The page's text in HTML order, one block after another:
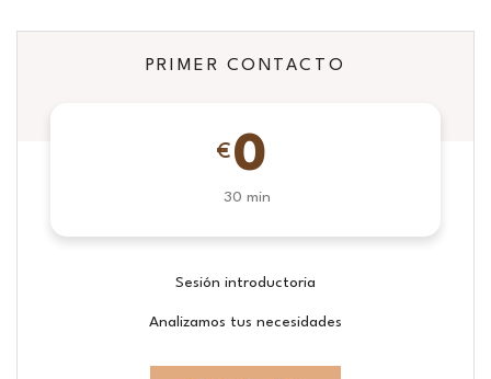
PRIMER CONTACTO
€ 0
30 min
Sesión introductoria
Analizamos tus necesidades